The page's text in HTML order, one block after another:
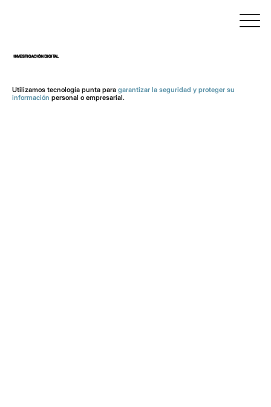
INVESTIGACIÓN DIGITAL
Utilizamos tecnología punta para garantizar la seguridad y proteger su
información personal o empresarial.